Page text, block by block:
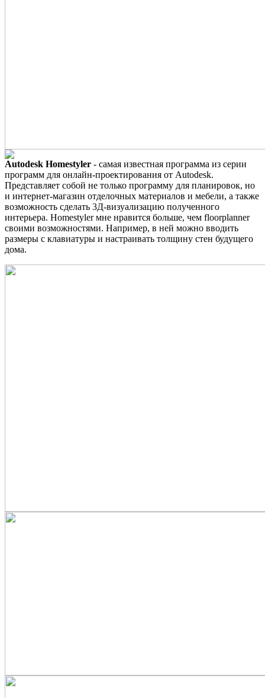
Autodesk Homestyler - самая известная программа из серии
программ для онлайн-проектирования от Autodesk.
Представляет собой не только программу для планировок, но
и интернет-магазин отделочных материалов и мебели, а также
возможность сделать 3Д-визуализацию полученного
интерьера. Homestyler мне нравится больше, чем floorplanner
своими возможностями. Например, в ней можно вводить
размеры с клавиатуры и настраивать толщину стен будущего
дома.